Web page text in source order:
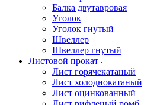
Балка двутавровая
Уголок
Уголок гнутый
Швеллер
Швеллер гнутый
Листовой прокат
Лист горячекатаный
Лист холоднокатаный
Лист оцинкованный